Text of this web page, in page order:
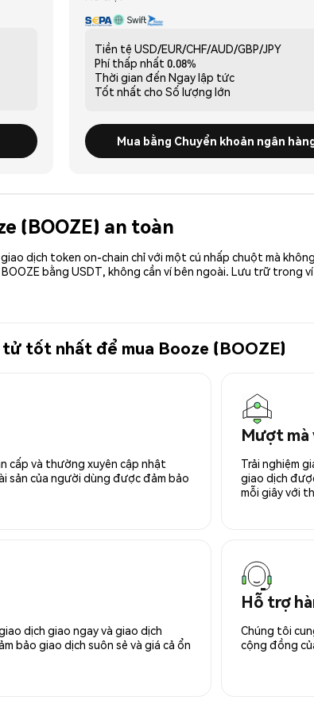
Tiền tệ USD/EUR/CHF/AUD/GBP/JPY
Phí thấp nhất 0.08%
Thời gian đến Ngay lập tức
Tốt nhất cho Số lượng lớn
Mua bằng Chuyển khoản ngân
(BOOZE) an toàn
dịch token on-chain chỉ với một cú nhấp chuột mà
bằng USDT, không cần ví bên ngoài. Lưu trữ trong
tốt nhất để mua Booze (BOOZE)
cấp và thường xuyên cập nhật
sản của người dùng được đảm bảo
Mượt mà
Trải nghiệm
giao dịch
mỗi giây với
dịch giao ngay và giao dịch
bảo giao dịch suôn sẻ và giá cả ổn
Hỗ trợ
Chúng tôi
cộng đồng